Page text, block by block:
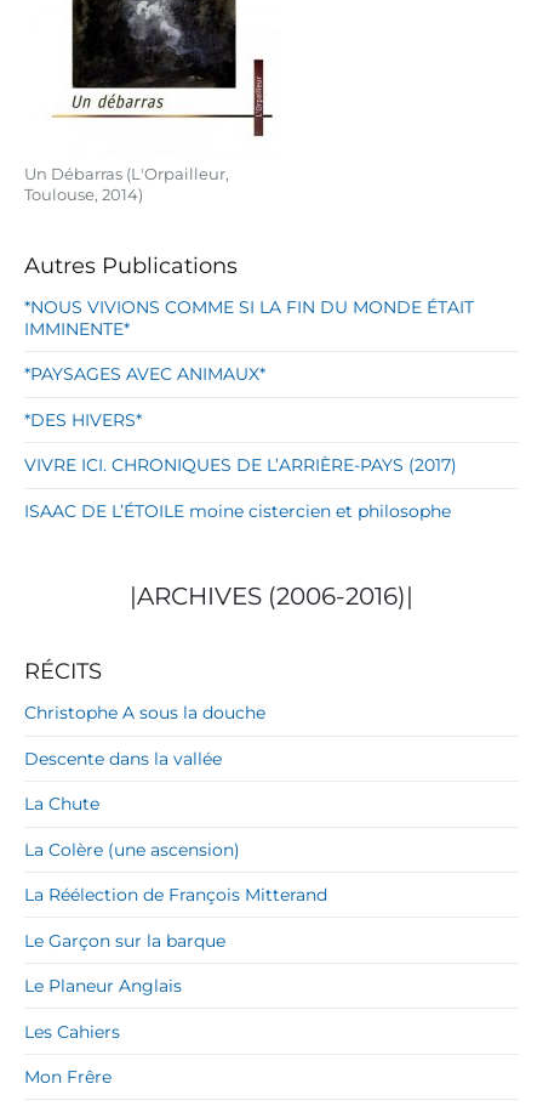
Un Débarras (L'Orpailleur,
Toulouse, 2014)
Autres Publications
*NOUS VIVIONS COMME SI LA FIN DU MONDE ÉTAIT
IMMINENTE*
*PAYSAGES AVEC ANIMAUX*
*DES HIVERS*
VIVRE ICI. CHRONIQUES DE L’ARRIÈRE-PAYS (2017)
ISAAC DE L’ÉTOILE moine cistercien et philosophe
|ARCHIVES (2006-2016)|
RÉCITS
Christophe A sous la douche
Descente dans la vallée
La Chute
La Colère (une ascension)
La Réélection de François Mitterand
Le Garçon sur la barque
Le Planeur Anglais
Les Cahiers
Mon Frêre